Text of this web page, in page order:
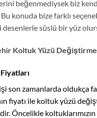
beğenmediysek biz
konuda bize farklı
süslü bir yüz
Koltuk Yüzü Değiştirme
işi son zamanlarda oldukça
fiyatı ile koltuk yüzü
Öncelikle